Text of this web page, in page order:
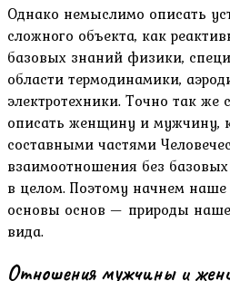
Однако немыслимо описать
сложного объекта, как
базовых знаний физики,
области термодинамики,
электротехники. Точно так
описать женщину и мужчину,
составными частями
взаимоотношения без
в целом. Поэтому начнем наше
основы основ — природы
вида.
Отношения мужчины и